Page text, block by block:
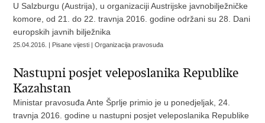
U Salzburgu (Austrija), u organizaciji Austrijske javnobilježničke
komore, od 21. do 22. travnja 2016. godine održani su 28. Dani
europskih javnih bilježnika
25.04.2016. | Pisane vijesti | Organizacija pravosuđa
Nastupni posjet veleposlanika Republike
Kazahstan
Ministar pravosuđa Ante Šprlje primio je u ponedjeljak, 24.
travnja 2016. godine u nastupni posjet veleposlanika Republike